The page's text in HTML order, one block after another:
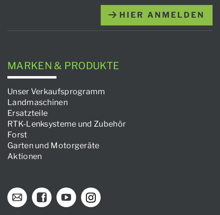
HIER ANMELDEN
MARKEN & PRODUKTE
Unser Verkaufsprogramm
Landmaschinen
Ersatzteile
RTK-Lenksysteme und Zubehör
Forst
Garten und Motorgeräte
Aktionen